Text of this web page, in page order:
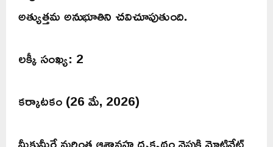
అత్యుత్తమ అనుభూతిని చవిచూపుతుంది.
లక్కీ సంఖ్య: 2
కర్కాటకం (26 మే, 2026)